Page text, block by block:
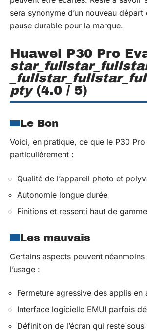
sera synonyme d’un nouveau départ
pause durable pour la marque.
Huawei P30 Pro
pty(4.0 / 5)
Le Bon
Voici, en pratique, ce que le P30 Pro
particulièrement :
Qualité de l’appareil photo et
Autonomie longue durée
Finitions et ressenti haut de gamme
Les mauvais
Certains aspects peuvent
l’usage :
Fermeture agressive des applis en
Interface logicielle EMUI parfois
Définition de l’écran qui reste